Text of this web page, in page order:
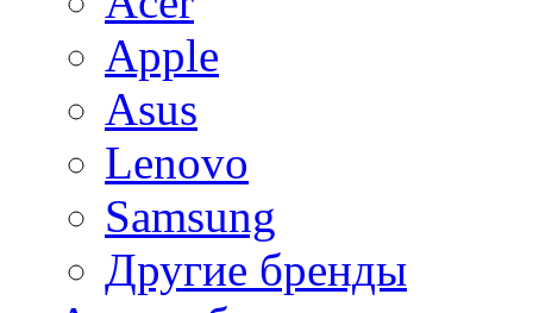
Apple
Asus
Lenovo
Samsung
Другие бренды